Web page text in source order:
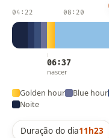
04:22 08:20
06:37
nascer
Golden hour Blue hour
Noite
Duração do dia11h23